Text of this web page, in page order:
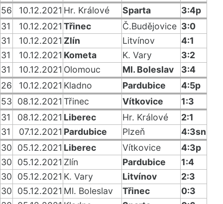
56
10.12.2021 Hr. Králové Sparta
3:4p
31
10.12.2021 Třinec Č.Budějovice 3:0
31
10.12.2021 Zlín Litvínov
4:1
31
10.12.2021 Kometa K. Vary
3:2
31
10.12.2021 Olomouc Ml. Boleslav
3:4
26
10.12.2021 Kladno Pardubice
4:5p
53
08.12.2021 Třinec Vítkovice
1:3
31
08.12.2021 Liberec Hr. Králové
2:1
31
07.12.2021 Pardubice Plzeň
4:3sn
30
05.12.2021 Liberec Vítkovice
4:3p
30
05.12.2021 Zlín Pardubice
1:4
30
05.12.2021 K. Vary Litvínov
2:3
30
05.12.2021 Ml. Boleslav Třinec
0:3